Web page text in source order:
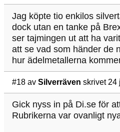
Jag köpte tio enkilos
dock utan en tanke på
ser tajmingen ut att ha
att se vad som händer de
hur ädelmetallerna
#18 av Silverräven skrivet 24
Gick nyss in på Di.se för
Rubrikerna var ovanligt